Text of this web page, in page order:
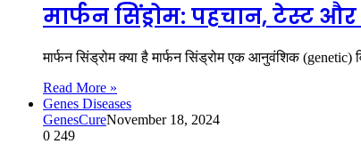
मार्फन सिंड्रोम: पहचान, टेस्ट
मार्फन सिंड्रोम क्या है मार्फन सिंड्रोम एक आनुवंशिक
Read More »
Genes Diseases
GenesCureNovember 18, 2024
0 249